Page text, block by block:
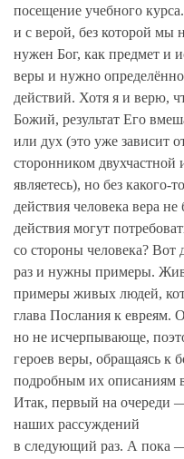
посещение учебного
и с верой, без которой мы
нужен Бог, как предмет и
веры и нужно
действий. Хотя я и верю,
Божий, результат Его
или дух (это уже зависит
сторонником двухчастной
являетесь), но без какого-
действия человека вера
действия могут
со стороны человека? Вот
раз и нужны примеры.
примеры живых людей,
глава Послания к евреям.
но не исчерпывающе,
героев веры, обращаясь к
подробным их описаниям
Итак, первый на очереди
наших рассуждений
в следующий раз. А пока